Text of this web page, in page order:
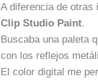
A diferencia de
Clip Studio Paint.
Buscaba una paleta
con los reflejos
El color digital me